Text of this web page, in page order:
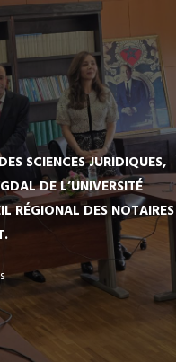
SCIENCES JURIDIQUES,
DE L’UNIVERSITÉ
RÉGIONAL DES NOTAIRES